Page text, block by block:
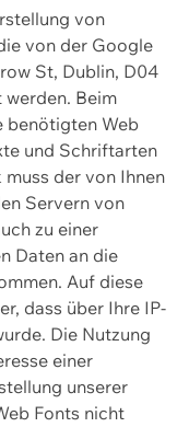
von
von der Google
St, Dublin, D04
werden. Beim
benötigten Web
und Schriftarten
der von Ihnen
Servern von
zu einer
Daten an die
Auf diese
dass über Ihre IP-
Die Nutzung
einer
unserer
Fonts nicht